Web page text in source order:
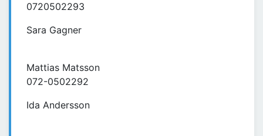
0720502293
Sara Gagner
Mattias Matsson
072-0502292
Ida Andersson